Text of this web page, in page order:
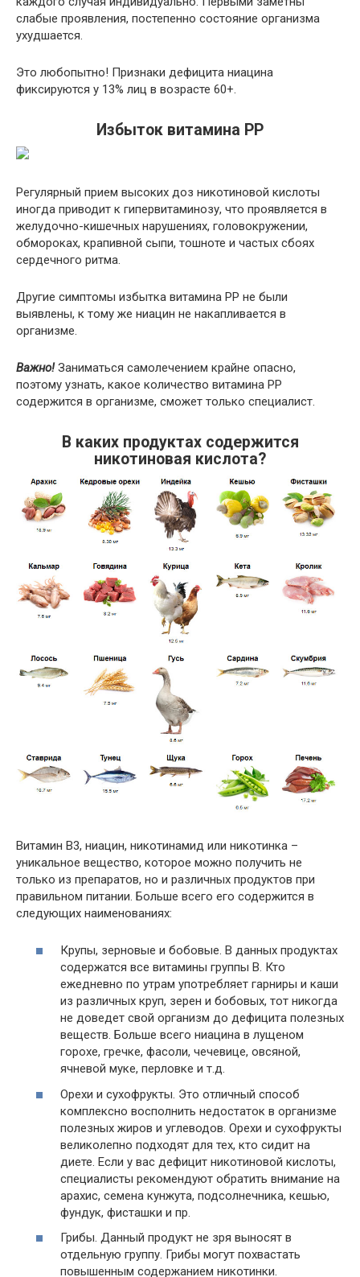
слабые проявления, постепенно состояние организма
ухудшается.
Это любопытно! Признаки дефицита ниацина
фиксируются у 13% лиц в возрасте 60+.
Избыток витамина PP
Регулярный прием высоких доз никотиновой кислоты
иногда приводит к гипервитаминозу, что проявляется в
желудочно-кишечных нарушениях, головокружении,
обмороках, крапивной сыпи, тошноте и частых сбоях
сердечного ритма.
Другие симптомы избытка витамина РР не были
выявлены, к тому же ниацин не накапливается в
организме.
Важно! Заниматься самолечением крайне опасно,
поэтому узнать, какое количество витамина PP
содержится в организме, сможет только специалист.
В каких продуктах содержится
никотиновая кислота?
Витамин В3, ниацин, никотинамид или никотинка –
уникальное вещество, которое можно получить не
только из препаратов, но и различных продуктов при
правильном питании . Больше всего его содержится в
следующих наименованиях:
Крупы, зерновые и бобовые. В данных продуктах
содержатся все витамины группы В. Кто
ежедневно по утрам употребляет гарниры и каши
из различных круп, зерен и бобовых, тот никогда
не доведет свой организм до дефицита полезных
веществ. Больше всего ниацина в лущеном
горохе, гречке, фасоли, чечевице, овсяной,
ячневой муке, перловке и т.д.
Орехи и сухофрукты. Это отличный способ
комплексно восполнить недостаток в организме
полезных жиров и углеводов. Орехи и сухофрукты
великолепно подходят для тех, кто сидит на
диете . Если у вас дефицит никотиновой кислоты,
специалисты рекомендуют обратить внимание на
арахис, семена кунжута, подсолнечника, кешью,
фундук, фисташки и пр.
Грибы. Данный продукт не зря выносят в
отдельную группу. Грибы могут похвастать
повышенным содержанием никотинки.